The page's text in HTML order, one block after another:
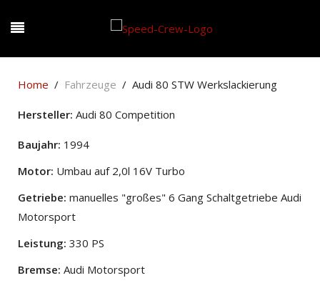
Home Fahrzeuge Audi 80 STW Werkslackierung
Hersteller: Audi 80 Competition
Baujahr: 1994
Motor: Umbau auf 2,0l 16V Turbo
Getriebe: manuelles "großes" 6 Gang Schaltgetriebe Audi
Motorsport
Leistung: 330 PS
Bremse: Audi Motorsport